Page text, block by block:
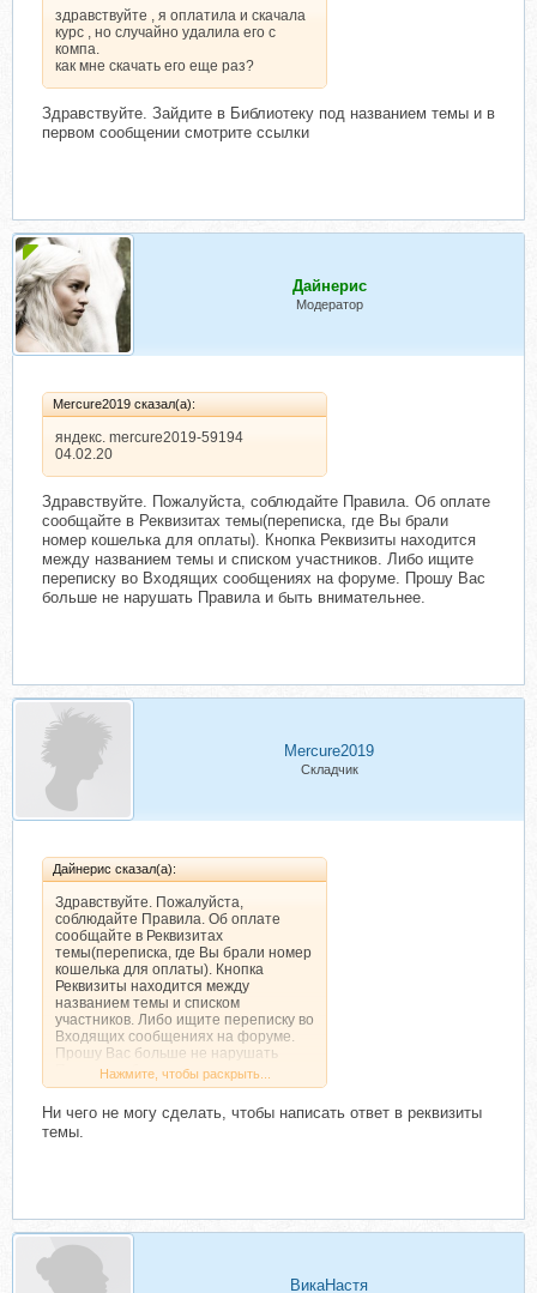
здравствуйте , я оплатила и скачала
курс , но случайно удалила его с
компа.
как мне скачать его еще раз?
Здравствуйте. Зайдите в Библиотеку под названием темы и в
первом сообщении смотрите ссылки
Дайнерис
Модератор
Mercure2019 сказал(а):
яндекс. mercure2019-59194
04.02.20
Здравствуйте. Пожалуйста, соблюдайте Правила. Об оплате
сообщайте в Реквизитах темы(переписка, где Вы брали
номер кошелька для оплаты). Кнопка Реквизиты находится
между названием темы и списком участников. Либо ищите
переписку во Входящих сообщениях на форуме. Прошу Вас
больше не нарушать Правила и быть внимательнее.
Mercure2019
Складчик
Дайнерис сказал(а):
Здравствуйте. Пожалуйста,
соблюдайте Правила. Об оплате
сообщайте в Реквизитах
темы(переписка, где Вы брали номер
кошелька для оплаты). Кнопка
Реквизиты находится между
названием темы и списком
участников. Либо ищите переписку во
Входящих сообщениях на форуме.
Прошу Вас больше не нарушать
Правила и быть внимательнее.
Нажмите, чтобы раскрыть...
Ни чего не могу сделать, чтобы написать ответ в реквизиты
темы.
ВикаНастя